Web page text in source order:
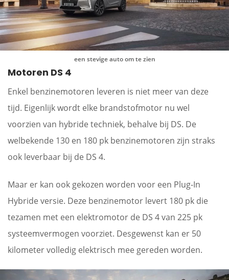
een stevige auto om te zien
Motoren DS 4
Enkel benzinemotoren leveren is niet meer van deze
tijd. Eigenlijk wordt elke brandstofmotor nu wel
voorzien van hybride techniek, behalve bij DS. De
welbekende 130 en 180 pk benzinemotoren zijn straks
ook leverbaar bij de DS 4.
Maar er kan ook gekozen worden voor een Plug-In
Hybride versie. Deze benzinemotor levert 180 pk die
tezamen met een elektromotor de DS 4 van 225 pk
systeemvermogen voorziet. Desgewenst kan er 50
kilometer volledig elektrisch mee gereden worden.